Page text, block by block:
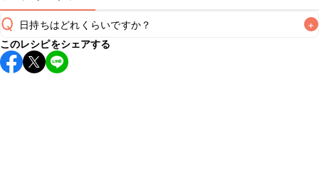
Q 日持ちはどれくらいですか？ +
こちらのレシピは出来たてをお召し上がりいただくことをお
すすめします。
このレシピをシェアする